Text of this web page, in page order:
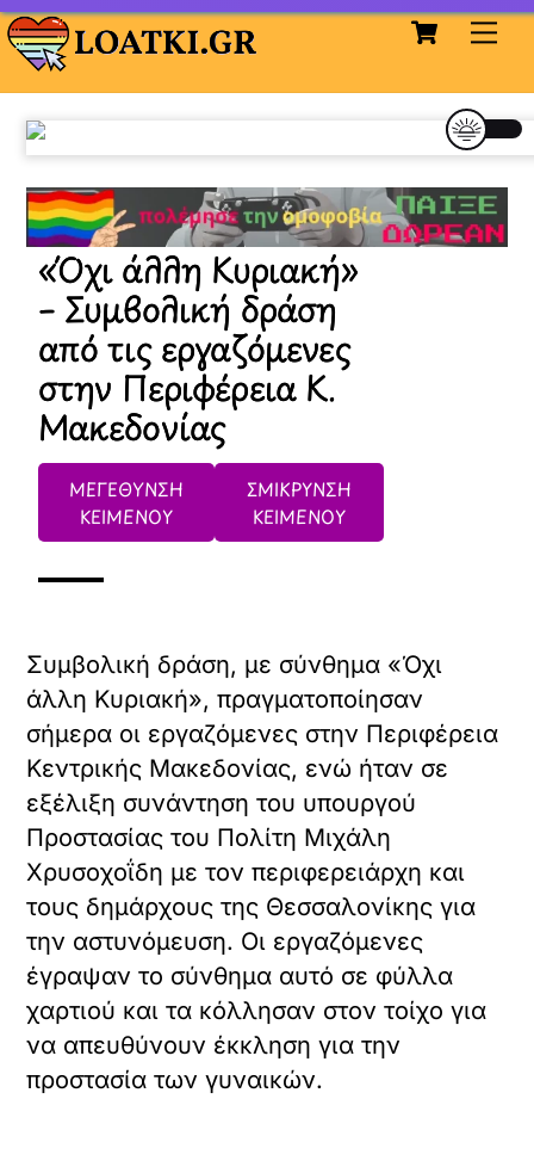
Skip
to
content
Cart
«Όχι άλλη Κυριακή»
– Συμβολική δράση
από τις εργαζόμενες
στην Περιφέρεια Κ.
Μακεδονίας
ΜΕΓΕΘΥΝΣΗ
ΚΕΙΜΕΝΟΥ
ΣΜΙΚΡΥΝΣΗ
ΚΕΙΜΕΝΟΥ
Συμβολική δράση, με σύνθημα «Όχι
άλλη Κυριακή», πραγματοποίησαν
σήμερα οι εργαζόμενες στην Περιφέρεια
Κεντρικής Μακεδονίας, ενώ ήταν σε
εξέλιξη συνάντηση του υπουργού
Προστασίας του Πολίτη Μιχάλη
Χρυσοχοΐδη με τον περιφερειάρχη και
τους δημάρχους της Θεσσαλονίκης για
την αστυνόμευση. Οι εργαζόμενες
έγραψαν το σύνθημα αυτό σε φύλλα
χαρτιού και τα κόλλησαν στον τοίχο για
να απευθύνουν έκκληση για την
προστασία των γυναικών.